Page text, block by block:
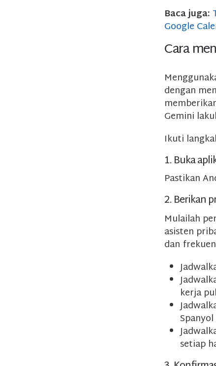
Baca juga:
Google
Cara
dengan
Gemini
Ikuti
1. Buka
Pastikan
2. Berikan
Mulailah
asisten
dan
kerja
setiap